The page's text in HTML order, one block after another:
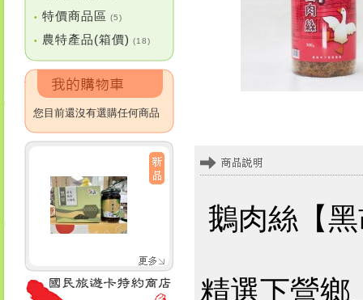
• 特價商品區 (5)
• 農特產品(箱價) (18)
您目前還沒有選購任何商品
鵝肉絲【
精選下營鄉